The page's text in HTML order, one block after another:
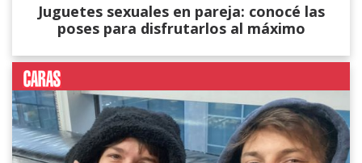
Juguetes sexuales en pareja: conocé las
poses para disfrutarlos al máximo